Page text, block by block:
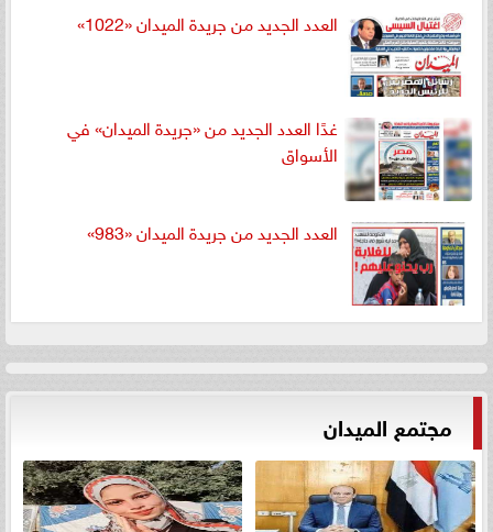
العدد الجديد من جريدة الميدان «1022»
غدًا العدد الجديد من «جريدة الميدان» في
الأسواق
العدد الجديد من جريدة الميدان «983»
مجتمع الميدان